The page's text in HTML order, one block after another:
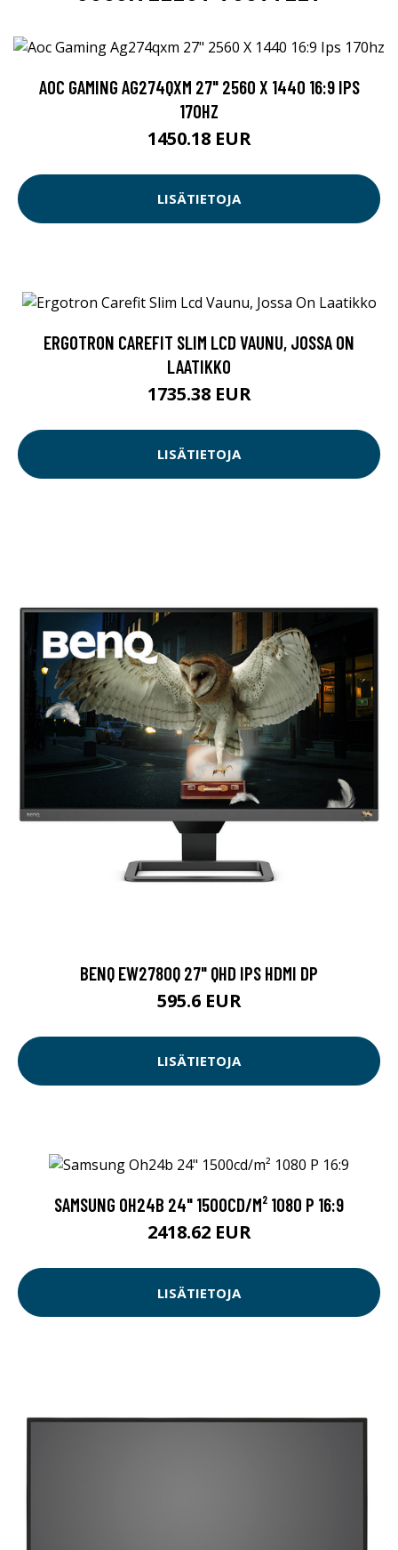
AOC GAMING AG274QXM 27" 2560 X 1440 16:9 IPS
170HZ
1450.18 EUR
LISÄTIETOJA
ERGOTRON CAREFIT SLIM LCD VAUNU, JOSSA ON
LAATIKKO
1735.38 EUR
LISÄTIETOJA
BENQ EW2780Q 27" QHD IPS HDMI DP
595.6 EUR
LISÄTIETOJA
SAMSUNG OH24B 24" 1500CD/M² 1080 P 16:9
2418.62 EUR
LISÄTIETOJA